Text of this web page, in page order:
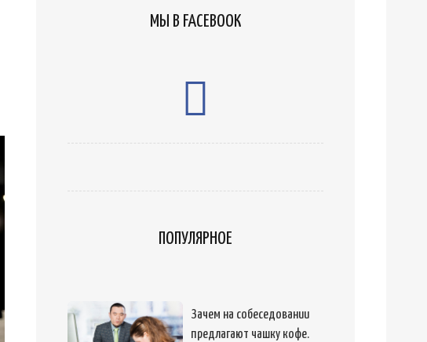
МЫ В FACEBOOK
ПОПУЛЯРНОЕ
Зачем на собеседовании
предлагают чашку кофе.